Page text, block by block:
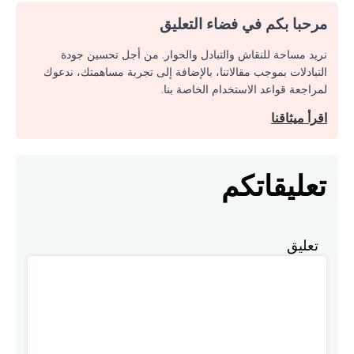
مرحبا بكم في فضاء التعليق
نريد مساحة للنقاش والتبادل والحوار. من أجل تحسين جودة
التبادلات بموجب مقالاتنا، بالإضافة إلى تجربة مساهمتك، ندعوك
لمراجعة قواعد الاستخدام الخاصة بنا.
اقرأ ميثاقنا
تعليقاتكم
تعليق